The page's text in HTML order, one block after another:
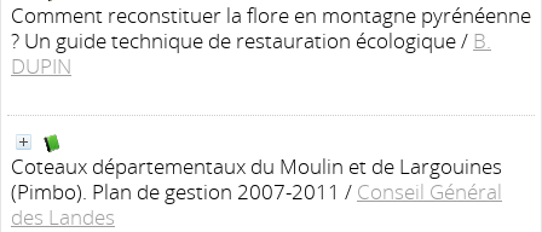
Comment reconstituer la flore en montagne pyrénéenne
? Un guide technique de restauration écologique/ B.
DUPIN
Coteaux départementaux du Moulin et de Largouines
(Pimbo). Plan de gestion 2007-2011 / Conseil Général
des Landes